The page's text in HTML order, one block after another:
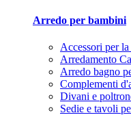
Arredo per bambini
Accessori per la
Arredamento
Arredo bagno
Complementi
Divani e
Sedie e tavoli